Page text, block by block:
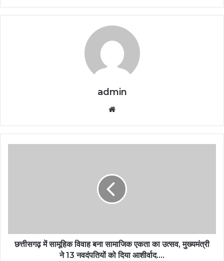
admin
छत्तीसगढ़ में सामूहिक विवाह बना सामाजिक एकता का उत्सव, मुख्यमंत्री
ने 13 नवदंपतियों को दिया आशीर्वाद….